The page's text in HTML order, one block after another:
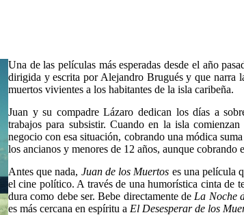
Una de las películas más esperadas desde el año
dirigida y escrita por Alejandro Brugués y que narra
muertos vivientes a los habitantes de la isla caribeña.
Juan y su compadre Lázaro dedican los días a
trabajos para subsistir. Cuando en la isla
negocio con esa situación, cobrando una módica
los ancianos y menores de 12 años, aunque cobrando
Antes que nada, Juan de los Muertos es una película
el cine político. A través de una humorística cinta de
dura como debe ser. Bebe directamente de La Noche
es más cercana en espíritu a El Desesperar de los